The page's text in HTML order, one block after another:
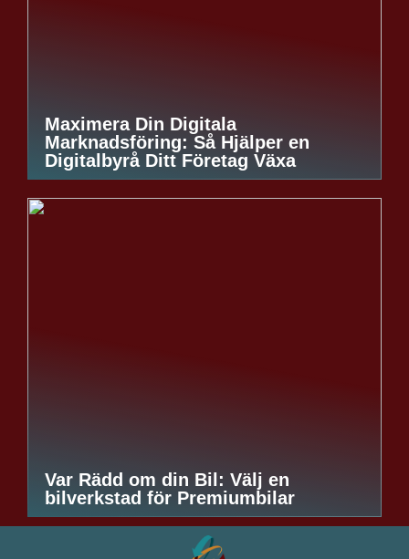
Maximera Din Digitala
Marknadsföring: Så Hjälper en
Digitalbyrå Ditt Företag Växa
Var Rädd om din Bil: Välj en
bilverkstad för Premiumbilar